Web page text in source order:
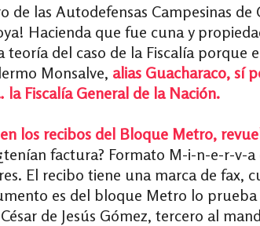
las Autodefensas Campesinas
Hacienda que fue cuna y
teoría del caso de la Fiscalía
Monsalve, alias Guacharaco, sí
Fiscalía General de la Nación.
los recibos del Bloque Metro,
factura? Formato M-i-n-e-r-v-
El recibo tiene una marca de fax,
es del bloque Metro lo
de Jesús Gómez, tercero al